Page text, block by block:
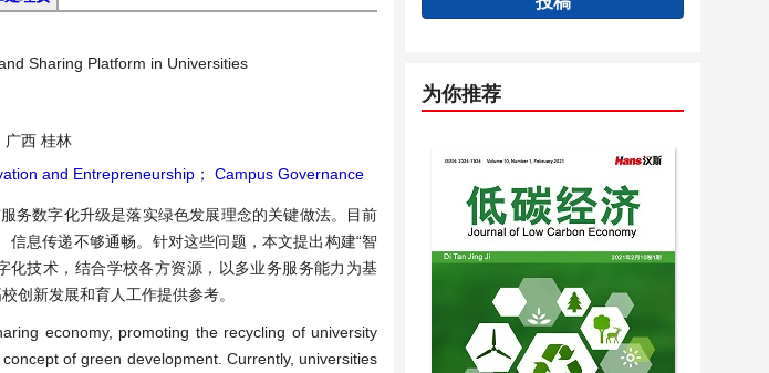
Sharing Platform in Universities
广西 桂林
and Entrepreneurship ； Campus Governance
务数字化升级是落实绿色发展理念的关键做法。目前
息传递不够通畅。针对这些问题，本文提出构建“智
化技术，结合学校各方资源，以多业务服务能力为基
创新发展和育人工作提供参考。
economy, promoting the recycling of university
of green development. Currently, universities
为你推荐